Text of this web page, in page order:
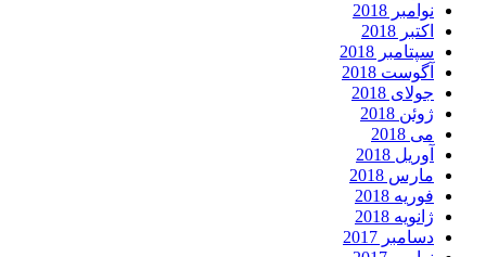
نوامبر 2018
اکتبر 2018
سپتامبر 2018
آگوست 2018
جولای 2018
ژوئن 2018
می 2018
آوریل 2018
مارس 2018
فوریه 2018
ژانویه 2018
دسامبر 2017